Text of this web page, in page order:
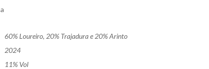
60% Loureiro, 20% Trajadura e 20% Arinto
2024
11% Vol